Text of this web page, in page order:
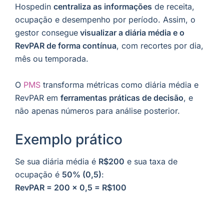
Hospedin centraliza as informações de receita,
ocupação e desempenho por período. Assim, o
gestor consegue visualizar a diária média e o
RevPAR de forma contínua, com recortes por dia,
mês ou temporada.
O PMS transforma métricas como diária média e
RevPAR em ferramentas práticas de decisão, e
não apenas números para análise posterior.
Exemplo prático
Se sua diária média é R$200 e sua taxa de
ocupação é 50% (0,5):
RevPAR = 200 × 0,5 = R$100